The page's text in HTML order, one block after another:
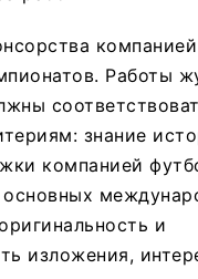
Работы
знание
компанией
основных
и
изложения,